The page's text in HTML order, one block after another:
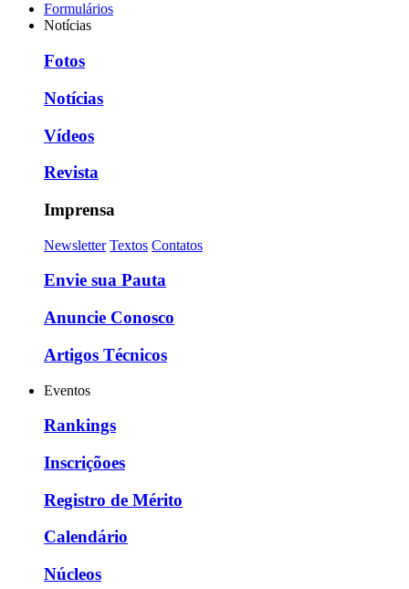
Formulários
Notícias
Fotos
Notícias
Vídeos
Revista
Imprensa
Newsletter Textos Contatos
Envie sua Pauta
Anuncie Conosco
Artigos Técnicos
Eventos
Rankings
Inscriçõoes
Registro de Mérito
Calendário
Núcleos